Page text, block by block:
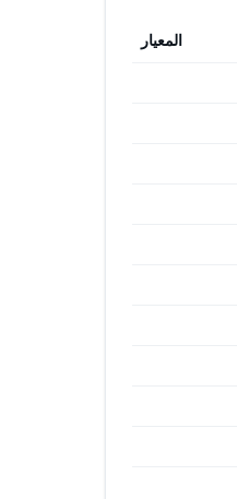
المعيار